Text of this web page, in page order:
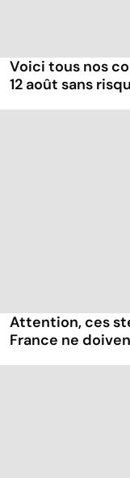
Voici tous nos
12 août sans
Attention, ces
France ne